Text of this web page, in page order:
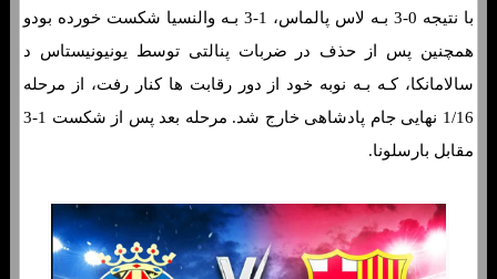
با نتیجه 0-3 بـه لاس پالماس، 1-3 بـه والنسیا شکست خورده بودو
همچنین پس از حذف در ضربات پنالتی توسط یونیونیستاس د
سالامانکا، کـه بـه نوبه خود از دور رقابت ها کنار رفت، از مرحله
1/16 نهایی جام پادشاهی خارج شد. مرحله بعد پس از شکست 1-3
مقابل بارسلونا.